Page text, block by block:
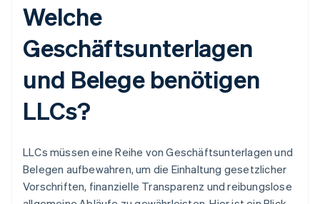
Welche
Geschäftsunterlagen
und Belege benötigen
LLCs?
LLCs müssen eine Reihe von Geschäftsunterlagen und
Belegen aufbewahren, um die Einhaltung gesetzlicher
Vorschriften, finanzielle Transparenz und reibungslose